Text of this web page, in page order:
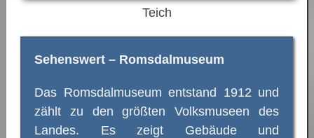
Teich
Sehenswert – Romsdalmuseum
Das Romsdalmuseum entstand 1912 und
zählt zu den größten Volksmuseen des
Landes. Es zeigt Gebäude und